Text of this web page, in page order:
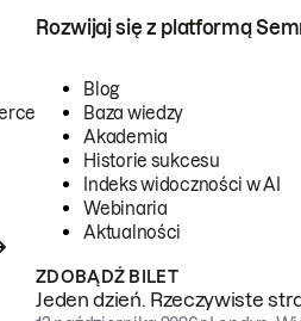
Rozwijaj się z platformą
Blog
Baza wiedzy
Akademia
Historie sukcesu
Indeks widoczności w AI
Webinaria
Aktualności
ZDOBĄDŹ BILET
Jeden dzień. Rzeczywiste